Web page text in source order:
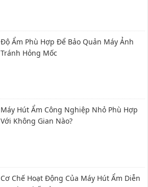
Độ Ẩm Phù Hợp Để Bảo Quản Máy Ảnh
Tránh Hỏng Mốc
Máy Hút Ẩm Công Nghiệp Nhỏ Phù Hợp
Với Không Gian Nào?
Cơ Chế Hoạt Động Của Máy Hút Ẩm Diễn